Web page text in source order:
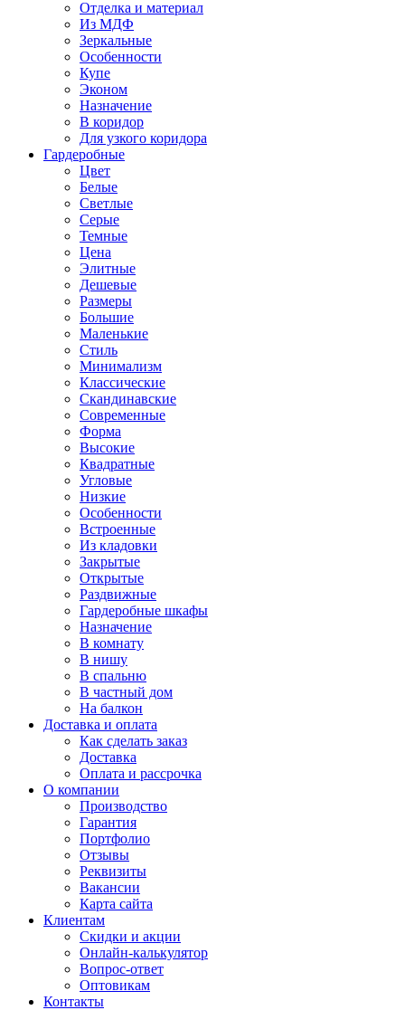
Отделка и материал
Из МДФ
Зеркальные
Особенности
Купе
Эконом
Назначение
В коридор
Для узкого коридора
Гардеробные
Цвет
Белые
Светлые
Серые
Темные
Цена
Элитные
Дешевые
Размеры
Большие
Маленькие
Стиль
Минимализм
Классические
Скандинавские
Современные
Форма
Высокие
Квадратные
Угловые
Низкие
Особенности
Встроенные
Из кладовки
Закрытые
Открытые
Раздвижные
Гардеробные шкафы
Назначение
В комнату
В нишу
В спальню
В частный дом
На балкон
Доставка и оплата
Как сделать заказ
Доставка
Оплата и рассрочка
О компании
Производство
Гарантия
Портфолио
Отзывы
Реквизиты
Вакансии
Карта сайта
Клиентам
Скидки и акции
Онлайн-калькулятор
Вопрос-ответ
Оптовикам
Контакты